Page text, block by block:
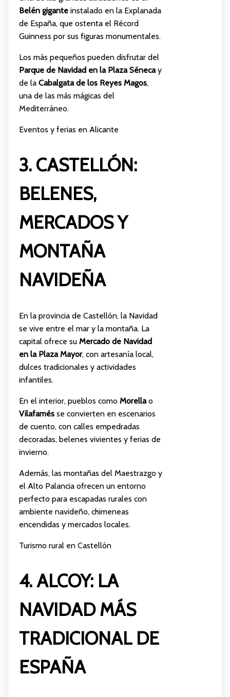
Belén giganteinstalado en la Explanada
de España, que ostenta el Récord
Guinness por sus figuras monumentales.
Los más pequeños pueden disfrutar del
Parque de Navidad en la Plaza Sénecay
de la Cabalgata de los Reyes Magos,
una de las más mágicas del
Mediterráneo.
Eventos y ferias en Alicante
3. CASTELLÓN:
BELENES,
MERCADOS Y
MONTAÑA
NAVIDEÑA
En la provincia de Castellón, la Navidad
se vive entre el mar y la montaña. La
capital ofrece su Mercado de Navidad
en la Plaza Mayor, con artesanía local,
dulces tradicionales y actividades
infantiles.
En el interior, pueblos como Morellao
Vilafamésse convierten en escenarios
de cuento, con calles empedradas
decoradas, belenes vivientes y ferias de
invierno.
Además, las montañas del Maestrazgo y
el Alto Palancia ofrecen un entorno
perfecto para escapadas rurales con
ambiente navideño, chimeneas
encendidas y mercados locales.
Turismo rural en Castellón
4. ALCOY: LA
NAVIDAD MÁS
TRADICIONAL DE
ESPAÑA